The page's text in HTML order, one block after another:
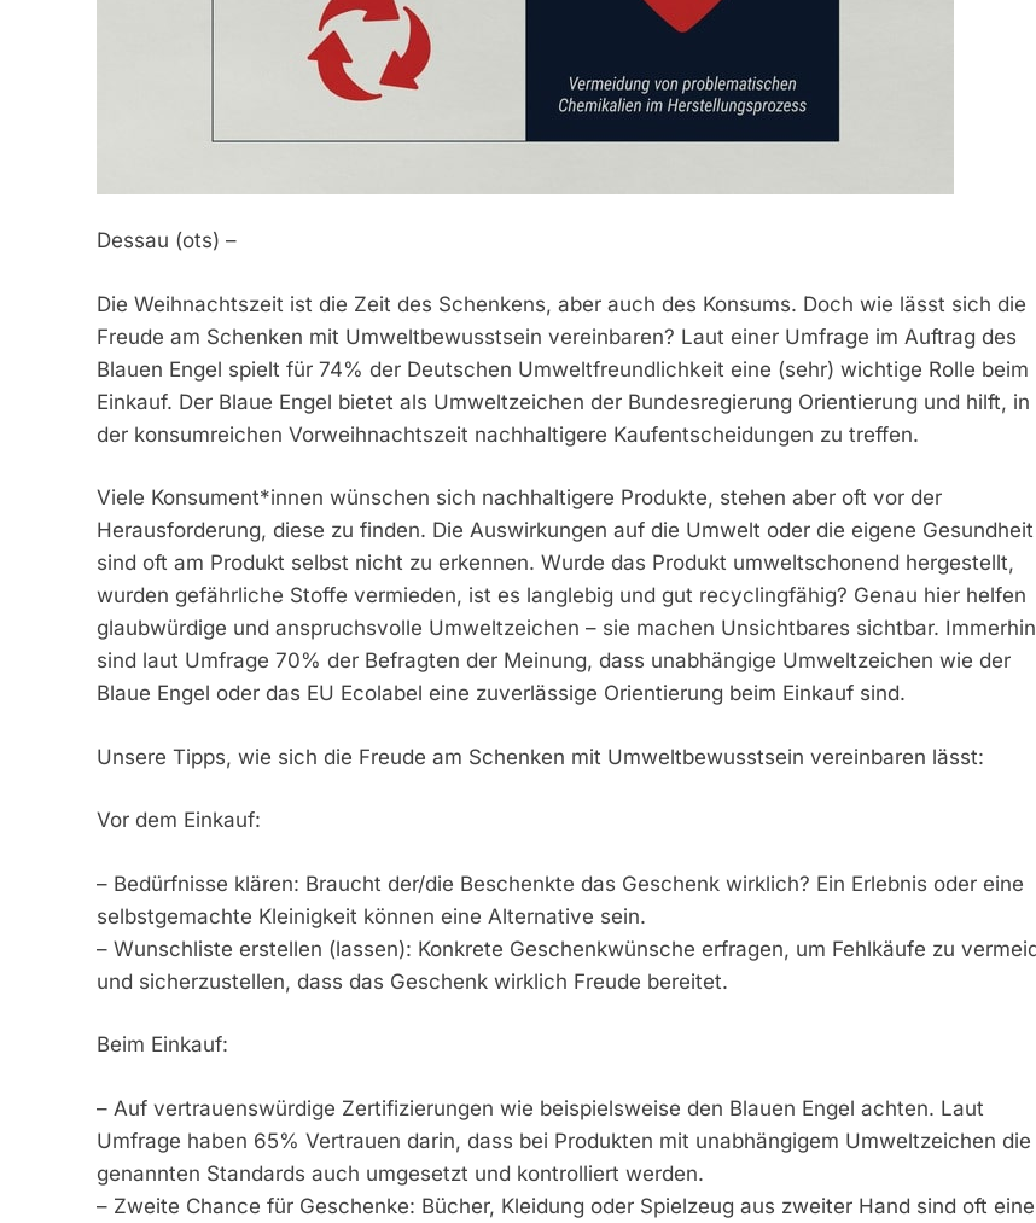
Dessau (ots) –
Die Weihnachtszeit ist die Zeit des Schenkens, aber auch des Konsums. Doch wie lässt sich die
Freude am Schenken mit Umweltbewusstsein vereinbaren? Laut einer Umfrage im Auftrag des
Blauen Engel spielt für 74% der Deutschen Umweltfreundlichkeit eine (sehr) wichtige Rolle beim
Einkauf. Der Blaue Engel bietet als Umweltzeichen der Bundesregierung Orientierung und hilft, in
der konsumreichen Vorweihnachtszeit nachhaltigere Kaufentscheidungen zu treffen.
Viele Konsument*innen wünschen sich nachhaltigere Produkte, stehen aber oft vor der
Herausforderung, diese zu finden. Die Auswirkungen auf die Umwelt oder die eigene Gesundheit
sind oft am Produkt selbst nicht zu erkennen. Wurde das Produkt umweltschonend hergestellt,
wurden gefährliche Stoffe vermieden, ist es langlebig und gut recyclingfähig? Genau hier helfen
glaubwürdige und anspruchsvolle Umweltzeichen – sie machen Unsichtbares sichtbar. Immerhin
sind laut Umfrage 70% der Befragten der Meinung, dass unabhängige Umweltzeichen wie der
Blaue Engel oder das EU Ecolabel eine zuverlässige Orientierung beim Einkauf sind.
Unsere Tipps, wie sich die Freude am Schenken mit Umweltbewusstsein vereinbaren lässt:
Vor dem Einkauf:
– Bedürfnisse klären: Braucht der/die Beschenkte das Geschenk wirklich? Ein Erlebnis oder eine
selbstgemachte Kleinigkeit können eine Alternative sein.
– Wunschliste erstellen (lassen): Konkrete Geschenkwünsche erfragen, um Fehlkäufe zu
und sicherzustellen, dass das Geschenk wirklich Freude bereitet.
Beim Einkauf:
– Auf vertrauenswürdige Zertifizierungen wie beispielsweise den Blauen Engel achten. Laut
Umfrage haben 65% Vertrauen darin, dass bei Produkten mit unabhängigem Umweltzeichen die
genannten Standards auch umgesetzt und kontrolliert werden.
– Zweite Chance für Geschenke: Bücher, Kleidung oder Spielzeug aus zweiter Hand sind oft eine